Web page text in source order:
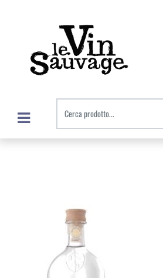
Open menu